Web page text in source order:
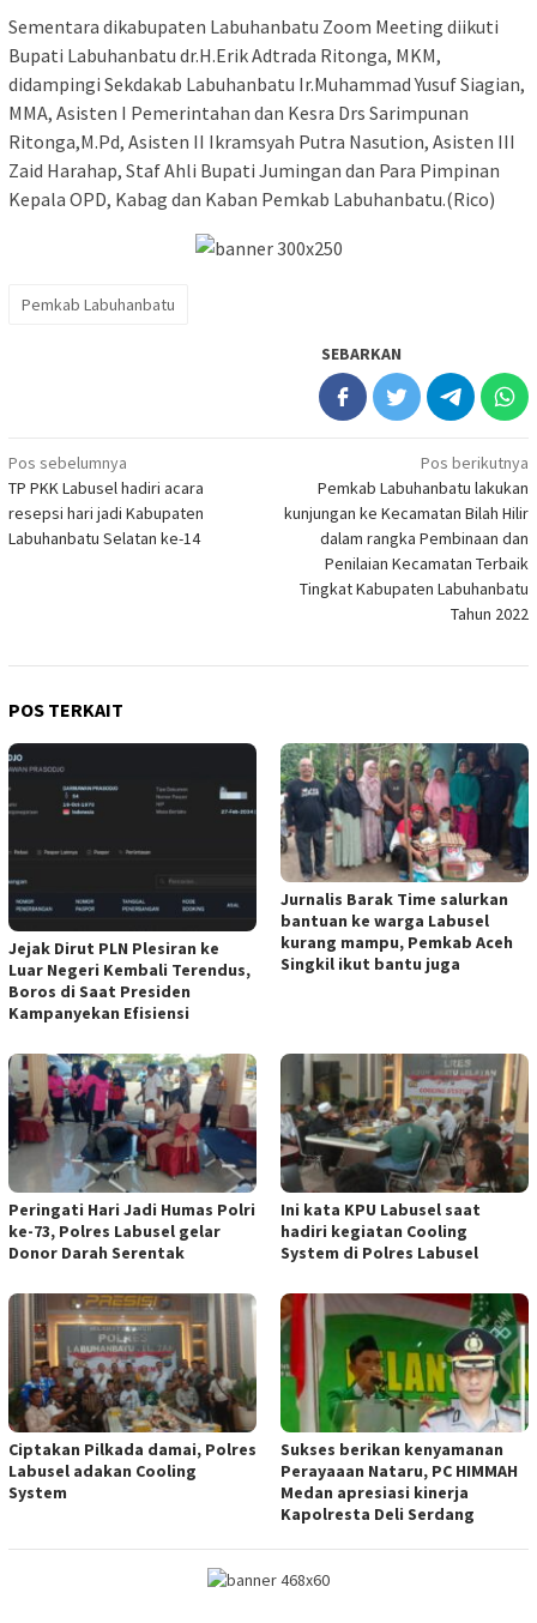
Sementara dikabupaten Labuhanbatu Zoom Meeting diikuti
Bupati Labuhanbatu dr.H.Erik Adtrada Ritonga, MKM,
didampingi Sekdakab Labuhanbatu Ir.Muhammad Yusuf Siagian,
MMA, Asisten I Pemerintahan dan Kesra Drs Sarimpunan
Ritonga,M.Pd, Asisten II Ikramsyah Putra Nasution, Asisten III
Zaid Harahap, Staf Ahli Bupati Jumingan dan Para Pimpinan
Kepala OPD, Kabag dan Kaban Pemkab Labuhanbatu.(Rico)
Pemkab Labuhanbatu
SEBARKAN
Navigasi
pos
Pos sebelumnya
TP PKK Labusel hadiri acara
resepsi hari jadi Kabupaten
Labuhanbatu Selatan ke-14
Pos berikutnya
Pemkab Labuhanbatu lakukan
kunjungan ke Kecamatan Bilah Hilir
dalam rangka Pembinaan dan
Penilaian Kecamatan Terbaik
Tingkat Kabupaten Labuhanbatu
Tahun 2022
POS TERKAIT
Jejak Dirut PLN Plesiran ke
Luar Negeri Kembali Terendus,
Boros di Saat Presiden
Kampanyekan Efisiensi
Jurnalis Barak Time salurkan
bantuan ke warga Labusel
kurang mampu, Pemkab Aceh
Singkil ikut bantu juga
Peringati Hari Jadi Humas Polri
ke-73, Polres Labusel gelar
Donor Darah Serentak
Ini kata KPU Labusel saat
hadiri kegiatan Cooling
System di Polres Labusel
Ciptakan Pilkada damai, Polres
Labusel adakan Cooling
System
Sukses berikan kenyamanan
Perayaaan Nataru, PC HIMMAH
Medan apresiasi kinerja
Kapolresta Deli Serdang